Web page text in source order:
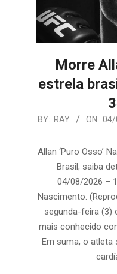
Morre
estrela
2026-
04
BY: RAY ON: 04/
Allan ‘Puro Osso’
Brasil; saiba
04/08/2026 –
Nascimento.
segunda-feira (3)
mais conhecido
Em suma, o atleta